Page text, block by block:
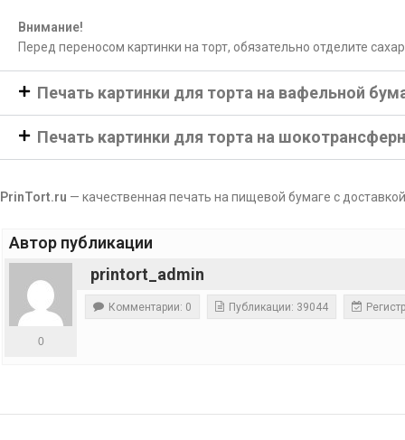
Внимание!
Перед переносом картинки на торт, обязательно отделите
Печать картинки для торта на вафельной
Печать картинки для торта на
PrinTort.ru — качественная печать на пищевой бумаге с
Автор публикации
printort_admin
0
Комментарии: 0 Публикации: 39044